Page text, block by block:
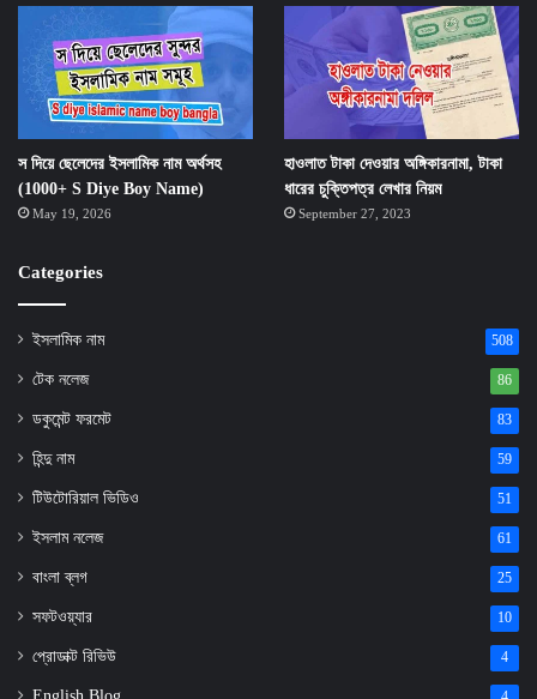
স দিয়ে ছেলেদের ইসলামিক নাম অর্থসহ
(1000+ S Diye Boy Name)
May 19, 2026
হাওলাত টাকা দেওয়ার অঙ্গিকারনামা, টাকা
ধারের চুক্তিপত্র লেখার নিয়ম
September 27, 2023
Categories
ইসলামিক নাম 508
টেক নলেজ 86
ডকুমেন্ট ফরমেট 83
হিন্দু নাম 59
টিউটোরিয়াল ভিডিও 51
ইসলাম নলেজ 61
বাংলা ব্লগ 25
সফটওয়্যার 10
প্রোডাক্ট রিভিউ 4